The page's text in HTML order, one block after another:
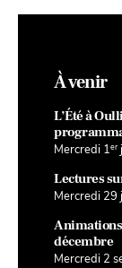
À venir
L’Été à
Mercredi 1er
Lectures
Mercredi 29
décembre
Mercredi 2